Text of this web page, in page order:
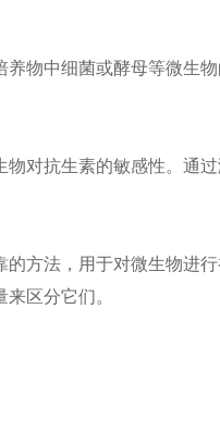
物中细菌或酵母等微生
对抗生素的敏感性。通
方法，用于对微生物进
区分它们。